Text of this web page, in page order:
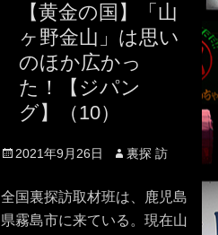
【黄金の国】「山
ヶ野金山」は思い
のほか広かっ
た！【ジパン
グ】（10）
Posted
2021年9月26日 Author
裏探 訪
全国裏探訪取材班は、鹿児島
県霧島市に来ている。現在山